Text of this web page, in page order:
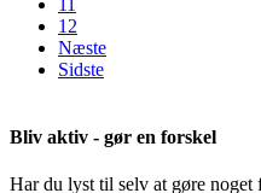
11
12
Næste
Sidste
Bliv aktiv - gør en forskel
Har du lyst til selv at gøre noget